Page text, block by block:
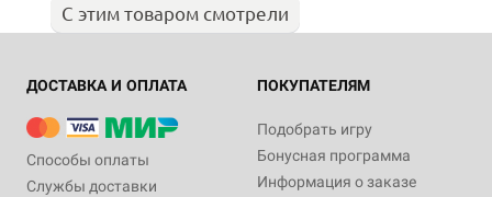
С этим товаром смотрели
ДОСТАВКА И ОПЛАТА
Способы оплаты
Службы доставки
ПОКУПАТЕЛЯМ
Подобрать игру
Бонусная программа
Информация о заказе